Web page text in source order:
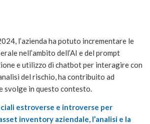
l’azienda ha potuto incrementare le
nell’ambito dell’AI e del prompt
e utilizzo di chatbot per interagire con
del rischio, ha contribuito ad
svolge in questo contesto.
estroverse e introverse per
inventory aziendale, l’analisi e la